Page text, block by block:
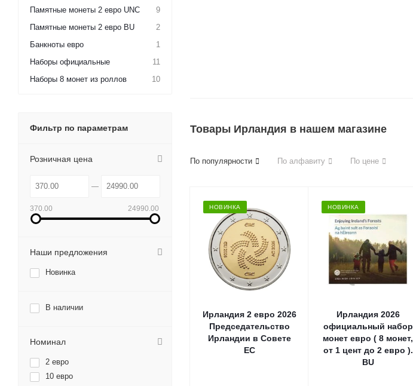
Товары Ирландия в нашем магазине
По популярности По алфавиту По цене
НОВИНКА
Ирландия 2 евро 2026
Председательство
Ирландии в Совете
ЕС
НОВИНКА
Ирландия 2026
официальный набор
монет евро ( 8 монет,
от 1 цент до 2 евро ).
BU
Памятные монеты 2 евро UNC
9
Памятные монеты 2 евро BU
2
Банкноты евро
1
Наборы официальные
11
Наборы 8 монет из роллов
10
Фильтр по параметрам
Розничная цена
370.00 24990.00
Наши предложения
Новинка
В наличии
Номинал
2 евро
10 евро